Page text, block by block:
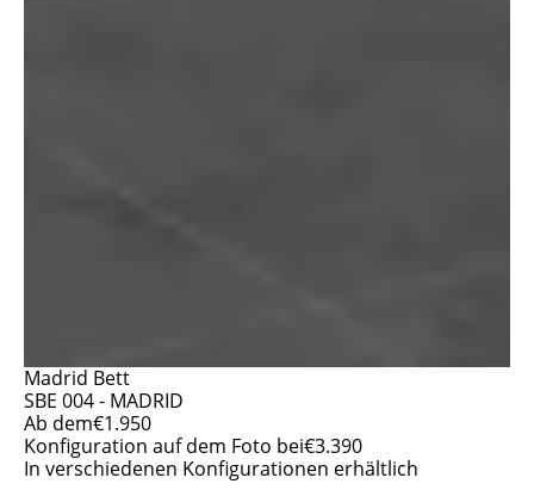
Madrid Bett
SBE 004 - MADRID
Ab dem€1.950
Konfiguration auf dem Foto bei€3.390
In verschiedenen Konfigurationen erhältlich